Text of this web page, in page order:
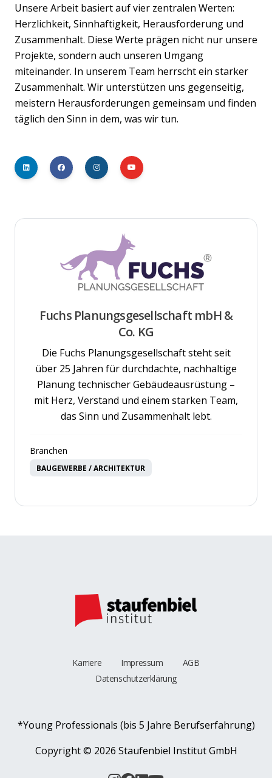
Unsere Arbeit basiert auf vier zentralen Werten:
Herzlichkeit, Sinnhaftigkeit, Herausforderung und
Zusammenhalt. Diese Werte prägen nicht nur unsere
Projekte, sondern auch unseren Umgang
miteinander. In unserem Team herrscht ein starker
Zusammenhalt. Wir unterstützen uns gegenseitig,
meistern Herausforderungen gemeinsam und finden
täglich den Sinn in dem, was wir tun.
Fuchs Planungsgesellschaft mbH &
Co. KG
Die Fuchs Planungsgesellschaft steht seit
über 25 Jahren für durchdachte, nachhaltige
Planung technischer Gebäudeausrüstung –
mit Herz, Verstand und einem starken Team,
das Sinn und Zusammenhalt lebt.
Branchen
BAUGEWERBE / ARCHITEKTUR
Karriere Impressum
AGB
Datenschutzerklärung
*Young Professionals (bis 5 Jahre Berufserfahrung)
Copyright © 2026 Staufenbiel Institut GmbH